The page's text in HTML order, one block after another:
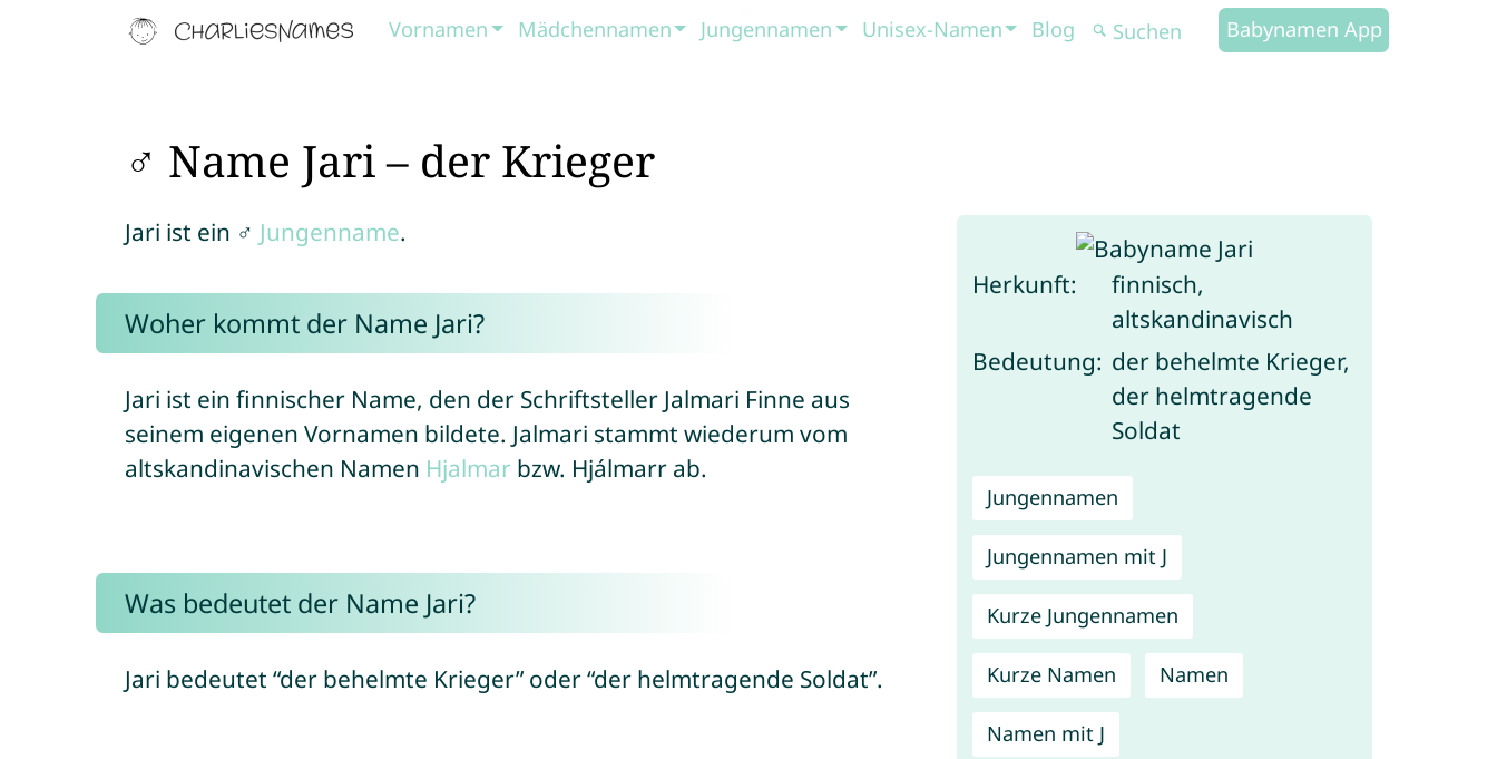
Vornamen Mädchennamen Jungennamen Unisex-Namen Blog Babynamen App
♂ Name Jari – der Krieger
Herkunft:
finnisch,
altskandinavisch
Bedeutung: der behelmte Krieger,
der helmtragende
Soldat
Jungennamen
Jungennamen mit J
Kurze Jungennamen
Kurze Namen Namen
Namen mit J
Jari ist ein ♂ Jungenname.
Woher kommt der Name Jari?
Jari ist ein finnischer Name, den der Schriftsteller Jalmari Finne aus
seinem eigenen Vornamen bildete. Jalmari stammt wiederum vom
altskandinavischen Namen Hjalmar bzw. Hjálmarr ab.
Was bedeutet der Name Jari?
Jari bedeutet “der behelmte Krieger” oder “der helmtragende Soldat”.